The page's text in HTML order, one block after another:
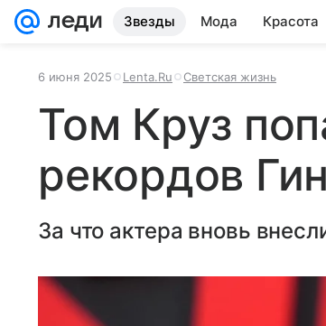
Звезды Мода Красота
6 июня 2025 Lenta.Ru Светская жизнь
Том Круз
рекордов
За что актера вновь